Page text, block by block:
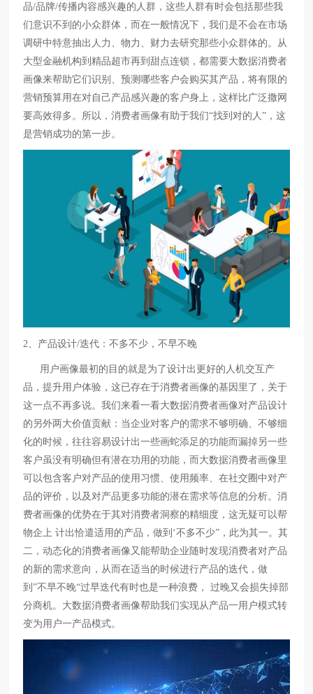
品/品牌/传播内容感兴趣的人群，这些人群有时会包括那些我
们意识不到的小众群体，而在一般情况下，我们是不会在市场
调研中特意抽出人力、物力、财力去研究那些小众群体的。从
大型金融机构到精品超市再到甜点连锁，都需要大数据消费者
画像来帮助它们识别、预测哪些客户会购买其产品，将有限的
营销预算用在对自己产品感兴趣的客户身上，这样比广泛撒网
要高效得多。所以，消费者画像有助于我们“找到对的人”，这
是营销成功的第一步。
2、产品设计/迭代：不多不少，不早不晚
用户画像最初的目的就是为了设计出更好的人机交互产
品，提升用户体验，这已存在于消费者画像的基因里了，关于
这一点不再多说。我们来看一看大数据消费者画像对产品设计
的另外两大价值贡献：当企业对客户的需求不够明确、不够细
化的时候，往往容易设计出一些画蛇添足的功能而漏掉另一些
客户虽没有明确但有潜在功用的功能，而大数据消费者画像里
可以包含客户对产品的使用习惯、使用频率、在社交圈中对产
品的评价，以及对产品更多功能的潜在需求等信息的分析。消
费者画像的优势在于其对消费者洞察的精细度，这无疑可以帮
物企上 计出恰遣适用的产品，做到‘不多不少”，此为其一。其
二，动态化的消费者画像又能帮助企业随时发现消费者对产品
的新的需求意向，从而在适当的时候进行产品的迭代，做
到”不早不晚“过早迭代有时也是一种浪费， 过晚又会损失掉部
分商机。大数据消费者画像帮助我们实现从产品一用户模式转
变为用户一产品模式。